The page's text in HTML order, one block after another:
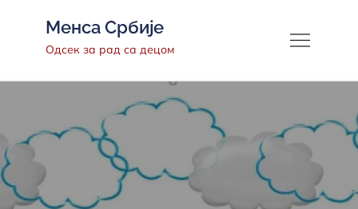
цонтент
Менса Србије
Одсек за рад са децом